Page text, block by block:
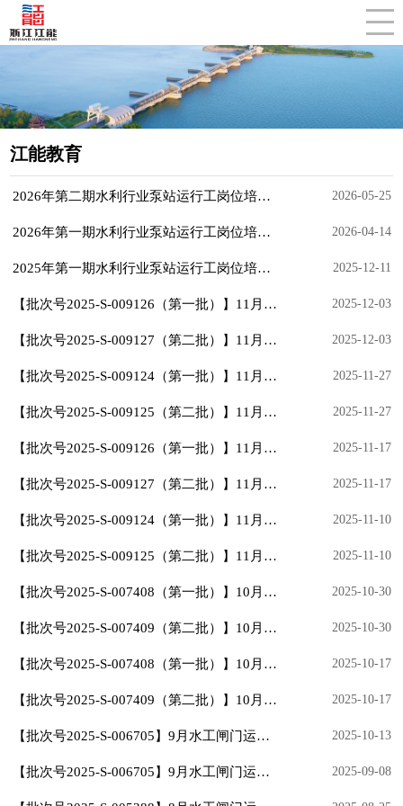
江能教育
2026年第二期水利行业泵站运行工岗位培训班成绩合格人员公示 2026-05-25
2026年第一期水利行业泵站运行工岗位培训班成绩合格人员公示 2026-04-14
2025年第一期水利行业泵站运行工岗位培训班成绩合格人员公示 2025-12-11
【批次号2025-S-009126（第一批）】11月水工闸门运行工五级成绩合格人员公示 2025-12-03
【批次号2025-S-009127（第二批）】11月水工闸门运行工五级成绩合格人员公示 2025-12-03
【批次号2025-S-009124（第一批）】11月水工闸门运行工四级成绩合格人员公示 2025-11-27
【批次号2025-S-009125（第二批）】11月水工闸门运行工四级成绩合格人员公示 2025-11-27
【批次号2025-S-009126（第一批）】11月水工闸门运行工五级报名公示 2025-11-17
【批次号2025-S-009127（第二批）】11月水工闸门运行工五级报名公示 2025-11-17
【批次号2025-S-009124（第一批）】11月水工闸门运行工四级报名公示 2025-11-10
【批次号2025-S-009125（第二批）】11月水工闸门运行工四级报名公示 2025-11-10
【批次号2025-S-007408（第一批）】10月水工闸门运行工五级成绩合格人员公示 2025-10-30
【批次号2025-S-007409（第二批）】10月水工闸门运行工五级成绩合格人员公示 2025-10-30
【批次号2025-S-007408（第一批）】10月水工闸门运行工五级报名公示 2025-10-17
【批次号2025-S-007409（第二批）】10月水工闸门运行工五级报名公示 2025-10-17
【批次号2025-S-006705】9月水工闸门运行工四级成绩合格人员公示 2025-10-13
【批次号2025-S-006705】9月水工闸门运行工四级报名公示 2025-09-08